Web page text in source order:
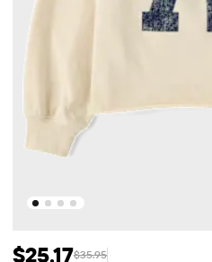
$25.17$35.95